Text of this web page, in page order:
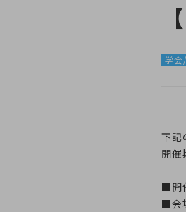
学会
下記
開催
■開
■会